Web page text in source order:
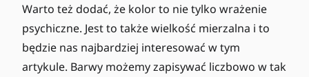
Warto też dodać, że kolor to nie tylko wrażenie
psychiczne. Jest to także wielkość mierzalna i to
będzie nas najbardziej interesować w tym
artykule. Barwy możemy zapisywać liczbowo w tak